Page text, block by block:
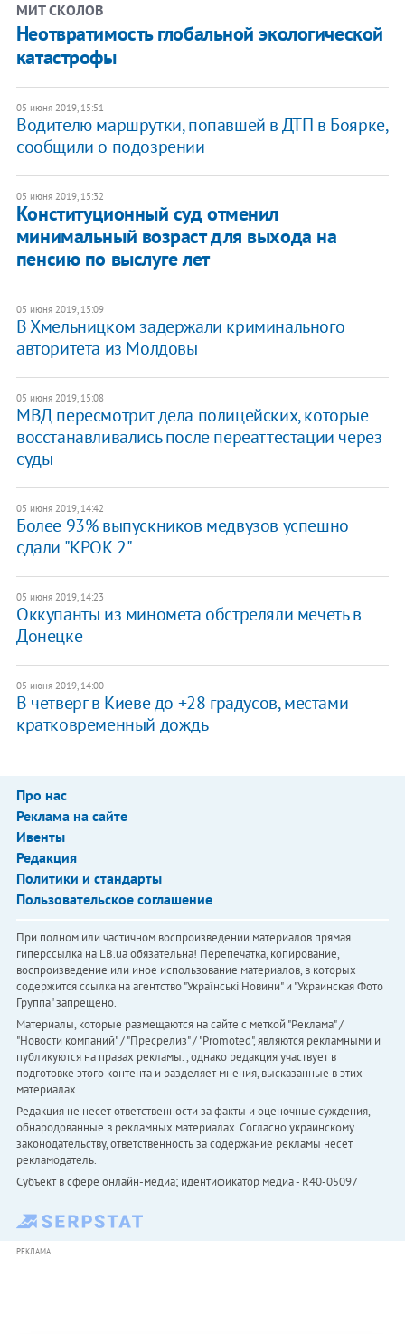
МИТ СКОЛОВ
Неотвратимость глобальной экологической
катастрофы
05 июня 2019, 15:51
Водителю маршрутки, попавшей в ДТП в Боярке,
сообщили о подозрении
05 июня 2019, 15:32
Конституционный суд отменил
минимальный возраст для выхода на
пенсию по выслуге лет
05 июня 2019, 15:09
В Хмельницком задержали криминального
авторитета из Молдовы
05 июня 2019, 15:08
МВД пересмотрит дела полицейских, которые
восстанавливались после переаттестации через
суды
05 июня 2019, 14:42
Более 93% выпускников медвузов успешно
сдали "КРОК 2"
05 июня 2019, 14:23
Оккупанты из миномета обстреляли мечеть в
Донецке
05 июня 2019, 14:00
В четверг в Киеве до +28 градусов, местами
кратковременный дождь
Про нас
Реклама на сайте
Ивенты
Редакция
Политики и стандарты
Пользовательское соглашение
При полном или частичном воспроизведении материалов прямая
гиперссылка на LB.ua обязательна! Перепечатка, копирование,
воспроизведение или иное использование материалов, в которых
содержится ссылка на агентство "Українськi Новини" и "Украинская Фото
Группа" запрещено.
Материалы, которые размещаются на сайте с меткой "Реклама" /
"Новости компаний" / "Пресрелиз" / "Promoted", являются рекламными и
публикуются на правах рекламы. , однако редакция участвует в
подготовке этого контента и разделяет мнения, высказанные в этих
материалах.
Редакция не несет ответственности за факты и оценочные суждения,
обнародованные в рекламных материалах. Согласно украинскому
законодательству, ответственность за содержание рекламы несет
рекламодатель.
Субъект в сфере онлайн-медиа; идентификатор медиа - R40-05097
РЕКЛАМА